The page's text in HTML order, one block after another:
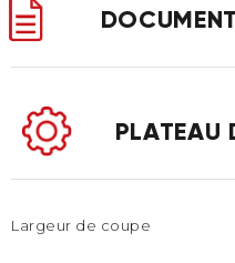
PLATEAU
Largeur de coupe